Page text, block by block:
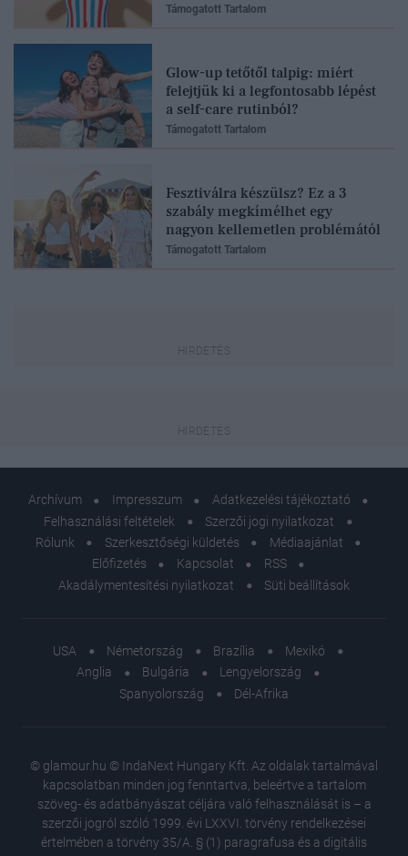
Támogatott Tartalom
Glow-up tetőtől talpig: miért
felejtjük ki a legfontosabb lépést
a self-care rutinból?
Támogatott Tartalom
Fesztiválra készülsz? Ez a 3
szabály megkímélhet egy
nagyon kellemetlen problémától
Támogatott Tartalom
Archívum Impresszum
Adatkezelési tájékoztató
Felhasználási feltételek
Szerzői jogi nyilatkozat
Rólunk
Szerkesztőségi küldetés
Médiaajánlat
Előfizetés
Kapcsolat
RSS
Akadálymentesítési nyilatkozat
Süti beállítások
USA Németország Brazília
Mexikó
Anglia
Bulgária
Lengyelország
Spanyolország
Dél-Afrika
© glamour.hu © IndaNext Hungary Kft. Az oldalak tartalmával
kapcsolatban minden jog fenntartva, beleértve a tartalom
szöveg- és adatbányászat céljára való felhasználását is – a
szerzői jogról szóló 1999. évi LXXVI. törvény rendelkezései
értelmében a törvény 35/A. § (1) paragrafusa és a digitális